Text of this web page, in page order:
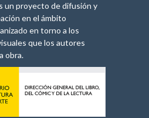
un proyecto de difusión y
en el ámbito
en torno a los
que los autores
obra.